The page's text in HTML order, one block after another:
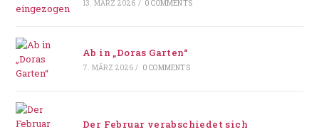
13. MÄRZ 2026 / 0 COMMENTS
Ab in „Doras Garten“
7. MÄRZ 2026 / 0 COMMENTS
Der Februar verabschiedet sich